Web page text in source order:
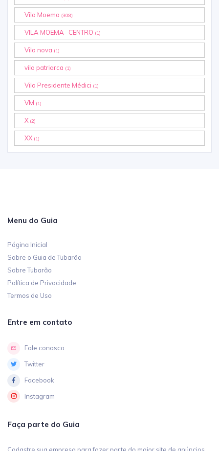
Vila Moema (308)
VILA MOEMA- CENTRO (1)
Vila nova (1)
vila patriarca (1)
Vila Presidente Médici (1)
VM (1)
X (2)
XX (1)
Menu do Guia
Página Inicial
Sobre o Guia de Tubarão
Sobre Tubarão
Política de Privacidade
Termos de Uso
Entre em contato
Fale conosco
Twitter
Facebook
Instagram
Faça parte do Guia